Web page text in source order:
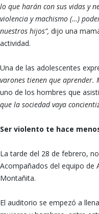
lo que harán con sus vidas y
violencia y machismo (…)
nuestros hijos”, dijo una
actividad.
Una de las adolescentes
varones tienen que aprender.
uno de los hombres que
que la sociedad vaya
Ser violento te hace
La tarde del 28 de febrero,
Acompañados del equipo de
Montañita.
El auditorio se empezó a